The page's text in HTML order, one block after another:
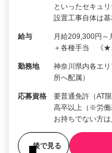
といったセキュ
設置工事自体は
給与
月給209,300円～
＋各種手当 《
勤務地
神奈川県内各エ
所へ配属）
応募資格
要普通免許（AT
高卒以上（※労働
お持ちでない方
後で見る